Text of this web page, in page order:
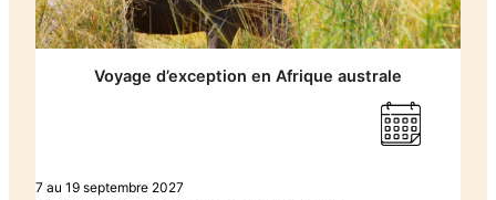
Voyage d’exception en Afrique australe
7 au 19 septembre 2027